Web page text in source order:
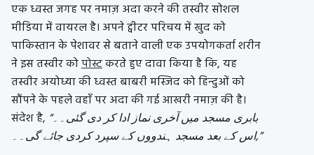
एक ध्वस्त जगह पर नमाज़ अदा करने की तस्वीर सोशल
मीडिया में वायरल है। अपने ट्वीटर परिचय में खुद को
पाकिस्तान के पेशावर से बताने वाली एक उपयोगकर्ता शरीन
ने इस तस्वीर कोपोस्टकरते हुए दावा किया है कि, यह
तस्वीर अयोध्या की ध्वस्त बाबरी मस्जिद को हिन्दुओं को
सौंपने के पहले वहाँ पर अदा की गई आखरी नमाज़ की है।
संदेश है, “بابری مسجد میں آخری نماز ادا کر دی گئی۔۔
اس کے بعد مسجد ہندووں کے سپرد کردی جائے گی۔۔,”